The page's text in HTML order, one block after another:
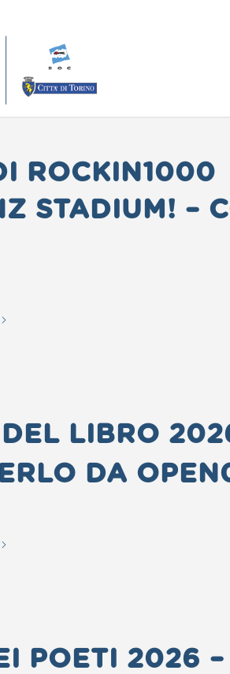
ROCKIN1000
STADIUM! –
LIBRO
DA
POETI 2026